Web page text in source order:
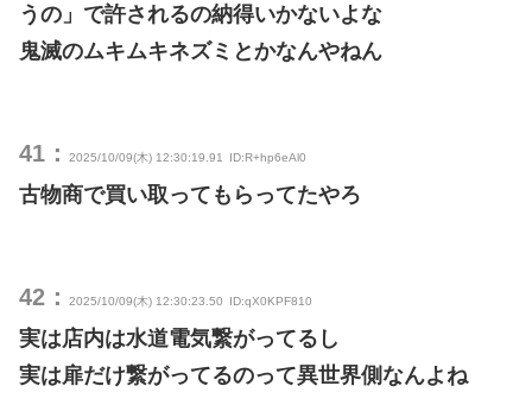
うの」で許されるの納得いかないよな
鬼滅のムキムキネズミとかなんやねん
41： 2025/10/09(木) 12:30:19.91 ID:R+hp6eAl0
古物商で買い取ってもらってたやろ
42： 2025/10/09(木) 12:30:23.50 ID:qX0KPF810
実は店内は水道電気繋がってるし
実は扉だけ繋がってるのって異世界側なんよね